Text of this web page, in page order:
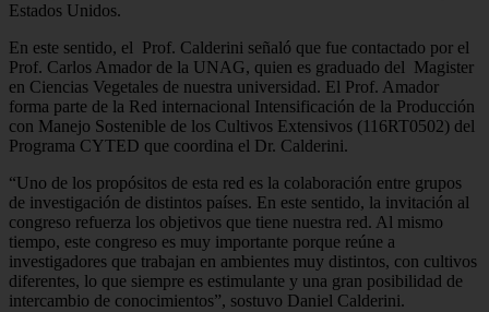
Estados Unidos.
En este sentido, el Prof. Calderini señaló que fue contactado por el
Prof. Carlos Amador de la UNAG, quien es graduado del Magister
en Ciencias Vegetales de nuestra universidad. El Prof. Amador
forma parte de la Red internacional Intensificación de la Producción
con Manejo Sostenible de los Cultivos Extensivos (116RT0502) del
Programa CYTED que coordina el Dr. Calderini.
“Uno de los propósitos de esta red es la colaboración entre grupos
de investigación de distintos países. En este sentido, la invitación al
congreso refuerza los objetivos que tiene nuestra red. Al mismo
tiempo, este congreso es muy importante porque reúne a
investigadores que trabajan en ambientes muy distintos, con cultivos
diferentes, lo que siempre es estimulante y una gran posibilidad de
intercambio de conocimientos”, sostuvo Daniel Calderini.